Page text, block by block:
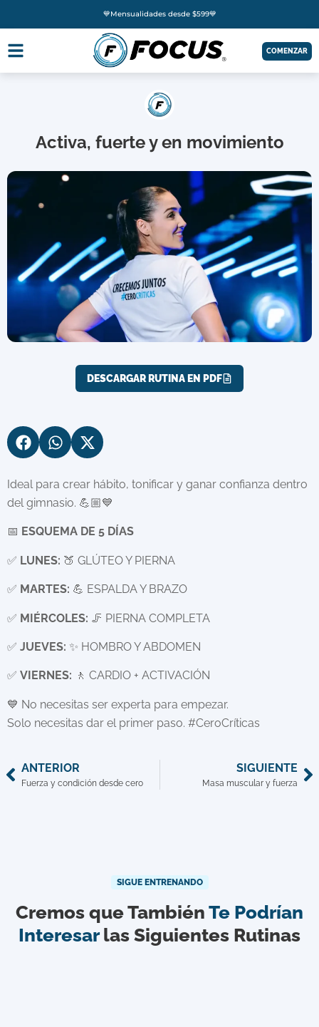
💙Mensualidades desde $599💙
COMENZAR
Activa, fuerte y en movimiento
DESCARGAR RUTINA EN PDF
Ideal para crear hábito, tonificar y ganar confianza dentro
del gimnasio. 💪🏼💙
📅 ESQUEMA DE 5 DÍAS
✅ LUNES: 🍑 GLÚTEO Y PIERNA
✅ MARTES: 💪 ESPALDA Y BRAZO
✅ MIÉRCOLES: 🦵 PIERNA COMPLETA
✅ JUEVES: ✨ HOMBRO Y ABDOMEN
✅ VIERNES: 🚶 CARDIO + ACTIVACIÓN
💙 No necesitas ser experta para empezar.
Solo necesitas dar el primer paso. #CeroCríticas
ANTERIOR
Fuerza y condición desde cero
SIGUIENTE
Masa muscular y fuerza
SIGUE ENTRENANDO
Cremos que También Te Podrían
Interesarlas Siguientes Rutinas